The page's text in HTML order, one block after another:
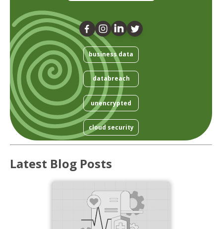
business data
databreach
unencrypted
cloud security
Latest Blog Posts